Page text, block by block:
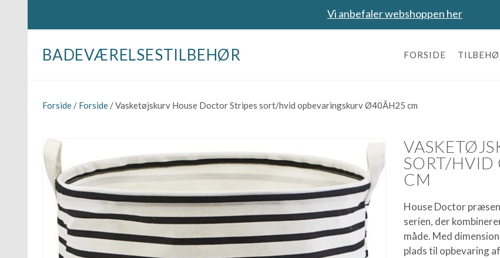
Vi anbefaler webshoppen her
BADEVÆRELSESTILBEHØR FORSIDE
Forside / Forside / Vasketøjskurv House Doctor Stripes sort/hvid opbevaringskurv Ø40ÃH25 cm
SORT/HVID
CM
House Doctor
serien, der
måde. Med
plads til opbevaring